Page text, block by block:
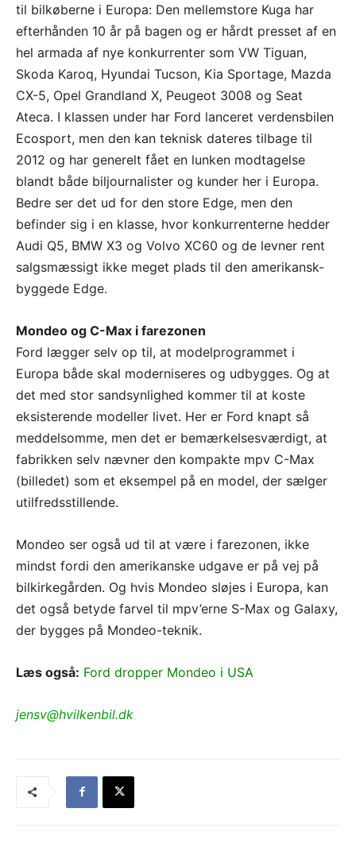
til bilkøberne i Europa: Den mellemstore Kuga har
efterhånden 10 år på bagen og er hårdt presset af en
hel armada af nye konkurrenter som VW Tiguan,
Skoda Karoq, Hyundai Tucson, Kia Sportage, Mazda
CX-5, Opel Grandland X, Peugeot 3008 og Seat
Ateca. I klassen under har Ford lanceret verdensbilen
Ecosport, men den kan teknisk dateres tilbage til
2012 og har generelt fået en lunken modtagelse
blandt både biljournalister og kunder her i Europa.
Bedre ser det ud for den store Edge, men den
befinder sig i en klasse, hvor konkurrenterne hedder
Audi Q5, BMW X3 og Volvo XC60 og de levner rent
salgsmæssigt ikke meget plads til den amerikansk-
byggede Edge.
Mondeo og C-Max i farezonen
Ford lægger selv op til, at modelprogrammet i
Europa både skal moderniseres og udbygges. Og at
det med stor sandsynlighed kommer til at koste
eksisterende modeller livet. Her er Ford knapt så
meddelsomme, men det er bemærkelsesværdigt, at
fabrikken selv nævner den kompakte mpv C-Max
(billedet) som et eksempel på en model, der sælger
utilfredsstillende.
Mondeo ser også ud til at være i farezonen, ikke
mindst fordi den amerikanske udgave er på vej på
bilkirkegården. Og hvis Mondeo sløjes i Europa, kan
det også betyde farvel til mpv’erne S-Max og Galaxy,
der bygges på Mondeo-teknik.
Læs også: Ford dropper Mondeo i USA
jensv@hvilkenbil.dk